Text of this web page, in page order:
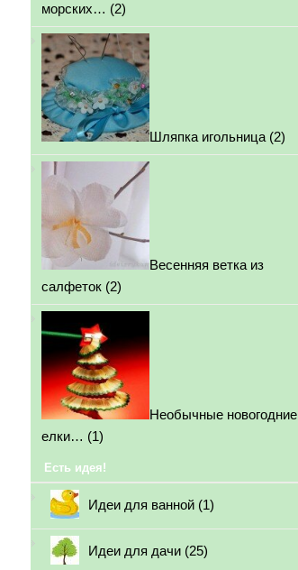
морских… (2)
Шляпка игольница (2)
Весенняя ветка из
салфеток (2)
Необычные новогодние
елки… (1)
Есть идея!
Идеи для ванной (1)
Идеи для дачи (25)